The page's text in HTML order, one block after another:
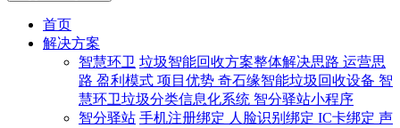
首页
解决方案
智慧环卫 垃圾智能回收方案整体解决思路 运营思
路 盈利模式 项目优势 奇石缘智能垃圾回收设备 智
慧环卫垃圾分类信息化系统 智分驿站小程序
智分驿站 手机注册绑定 人脸识别绑定 IC卡绑定 声